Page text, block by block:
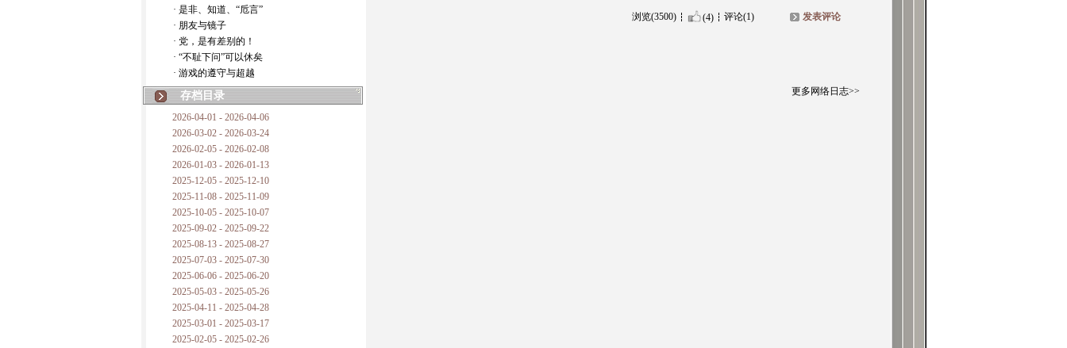
· 是非、知道、“卮言”
· 朋友与镜子
· 党，是有差别的！
· “不耻下问”可以休矣
· 游戏的遵守与超越
存档目录
2026-04-01 - 2026-04-06
2026-03-02 - 2026-03-24
2026-02-05 - 2026-02-08
2026-01-03 - 2026-01-13
2025-12-05 - 2025-12-10
2025-11-08 - 2025-11-09
2025-10-05 - 2025-10-07
2025-09-02 - 2025-09-22
2025-08-13 - 2025-08-27
2025-07-03 - 2025-07-30
2025-06-06 - 2025-06-20
2025-05-03 - 2025-05-26
2025-04-11 - 2025-04-28
2025-03-01 - 2025-03-17
2025-02-05 - 2025-02-26
浏览(3500) (4) 评论(1) 发表评论
更多网络日志>>